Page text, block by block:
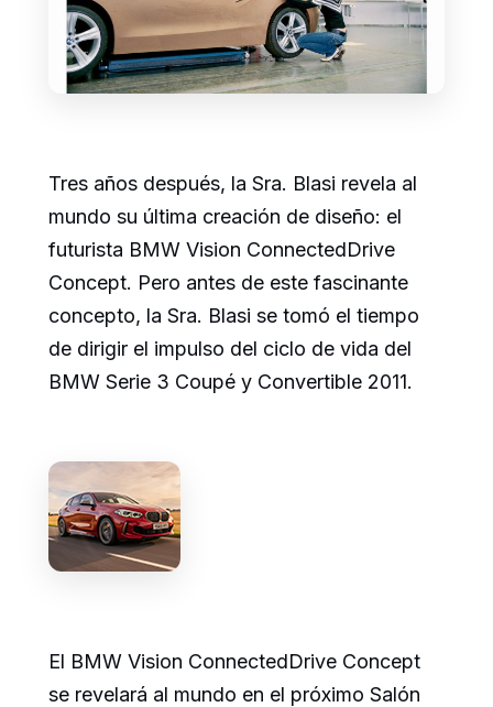
Tres años después, la Sra. Blasi revela al
mundo su última creación de diseño: el
futurista BMW Vision ConnectedDrive
Concept. Pero antes de este fascinante
concepto, la Sra. Blasi se tomó el tiempo
de dirigir el impulso del ciclo de vida del
BMW Serie 3 Coupé y Convertible 2011.
El BMW Vision ConnectedDrive Concept
se revelará al mundo en el próximo Salón